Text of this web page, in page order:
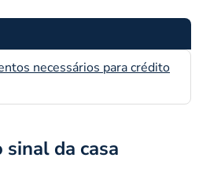
necessários para crédito
da casa